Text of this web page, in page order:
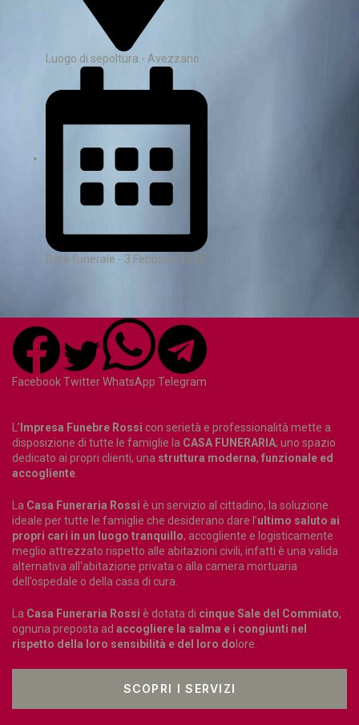
Luogo di sepoltura - Avezzano
Data funerale - 3 Febbraio 2026
FacebookTwitterWhatsApp Telegram
L’ Impresa Funebre Rossi con serietà e professionalità mette a
disposizione di tutte le famiglie la CASA FUNERARIA; uno spazio
dedicato ai propri clienti, una struttura moderna, funzionale ed
accogliente.
La Casa Funeraria Rossi è un servizio al cittadino, la soluzione
ideale per tutte le famiglie che desiderano dare l’ultimo saluto ai
propri cari in un luogo tranquillo, accogliente e logisticamente
meglio attrezzato rispetto alle abitazioni civili, infatti è una valida
alternativa all‘abitazione privata o alla camera mortuaria
dell’ospedale o della casa di cura.
La Casa Funeraria Rossi è dotata di cinque Sale del Commiato,
ognuna preposta ad accogliere la salma e i congiunti nel
rispetto della loro sensibilità e del loro do lore.
SCOPRI I SERVIZI